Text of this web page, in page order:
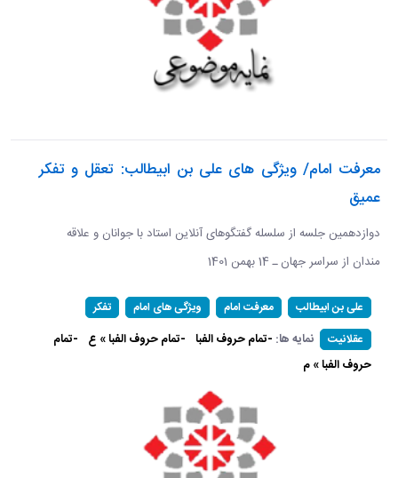
معرفت امام/ ویژگی های علی بن ابیطالب: تعقل و تفکر
عمیق
دوازدهمین جلسه از سلسله گفتگوهای آنلاین استاد با جوانان و علاقه
مندان از سراسر جهان ـ 14 بهمن 1401
علی بن ابیطالب معرفت امام ویژگی های امام
تفکر
عقلانیت
نمایه ها: -تمام حروف الفبا -تمام حروف الفبا » ع -تمام
حروف الفبا » م